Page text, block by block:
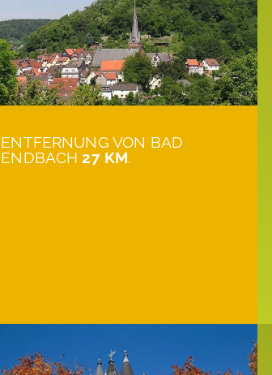
ENTFERNUNG VON BAD
ENDBACH 27 KM.